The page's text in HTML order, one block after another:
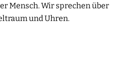
Mensch. Wir sprechen über
und Uhren.